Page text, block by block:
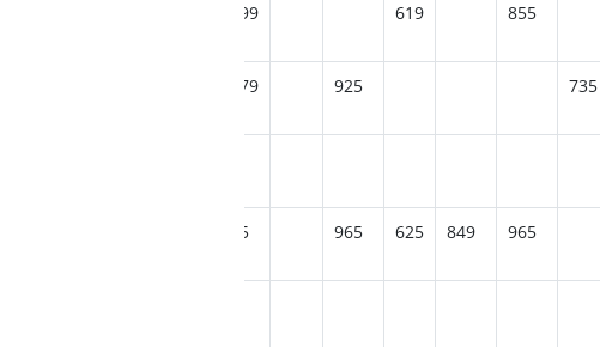
1199 619 855
1079 925 735
835 965 625 849 965